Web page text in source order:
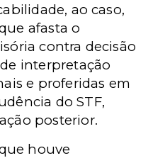
ao caso,
afasta o
contra decisão
interpretação
e proferidas em
do STF,
posterior.
houve